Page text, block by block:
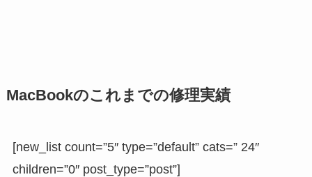
MacBookのこれまでの修理実績
[new_list count=”5″ type=”default” cats=” 24″
children=”0″ post_type=”post”]